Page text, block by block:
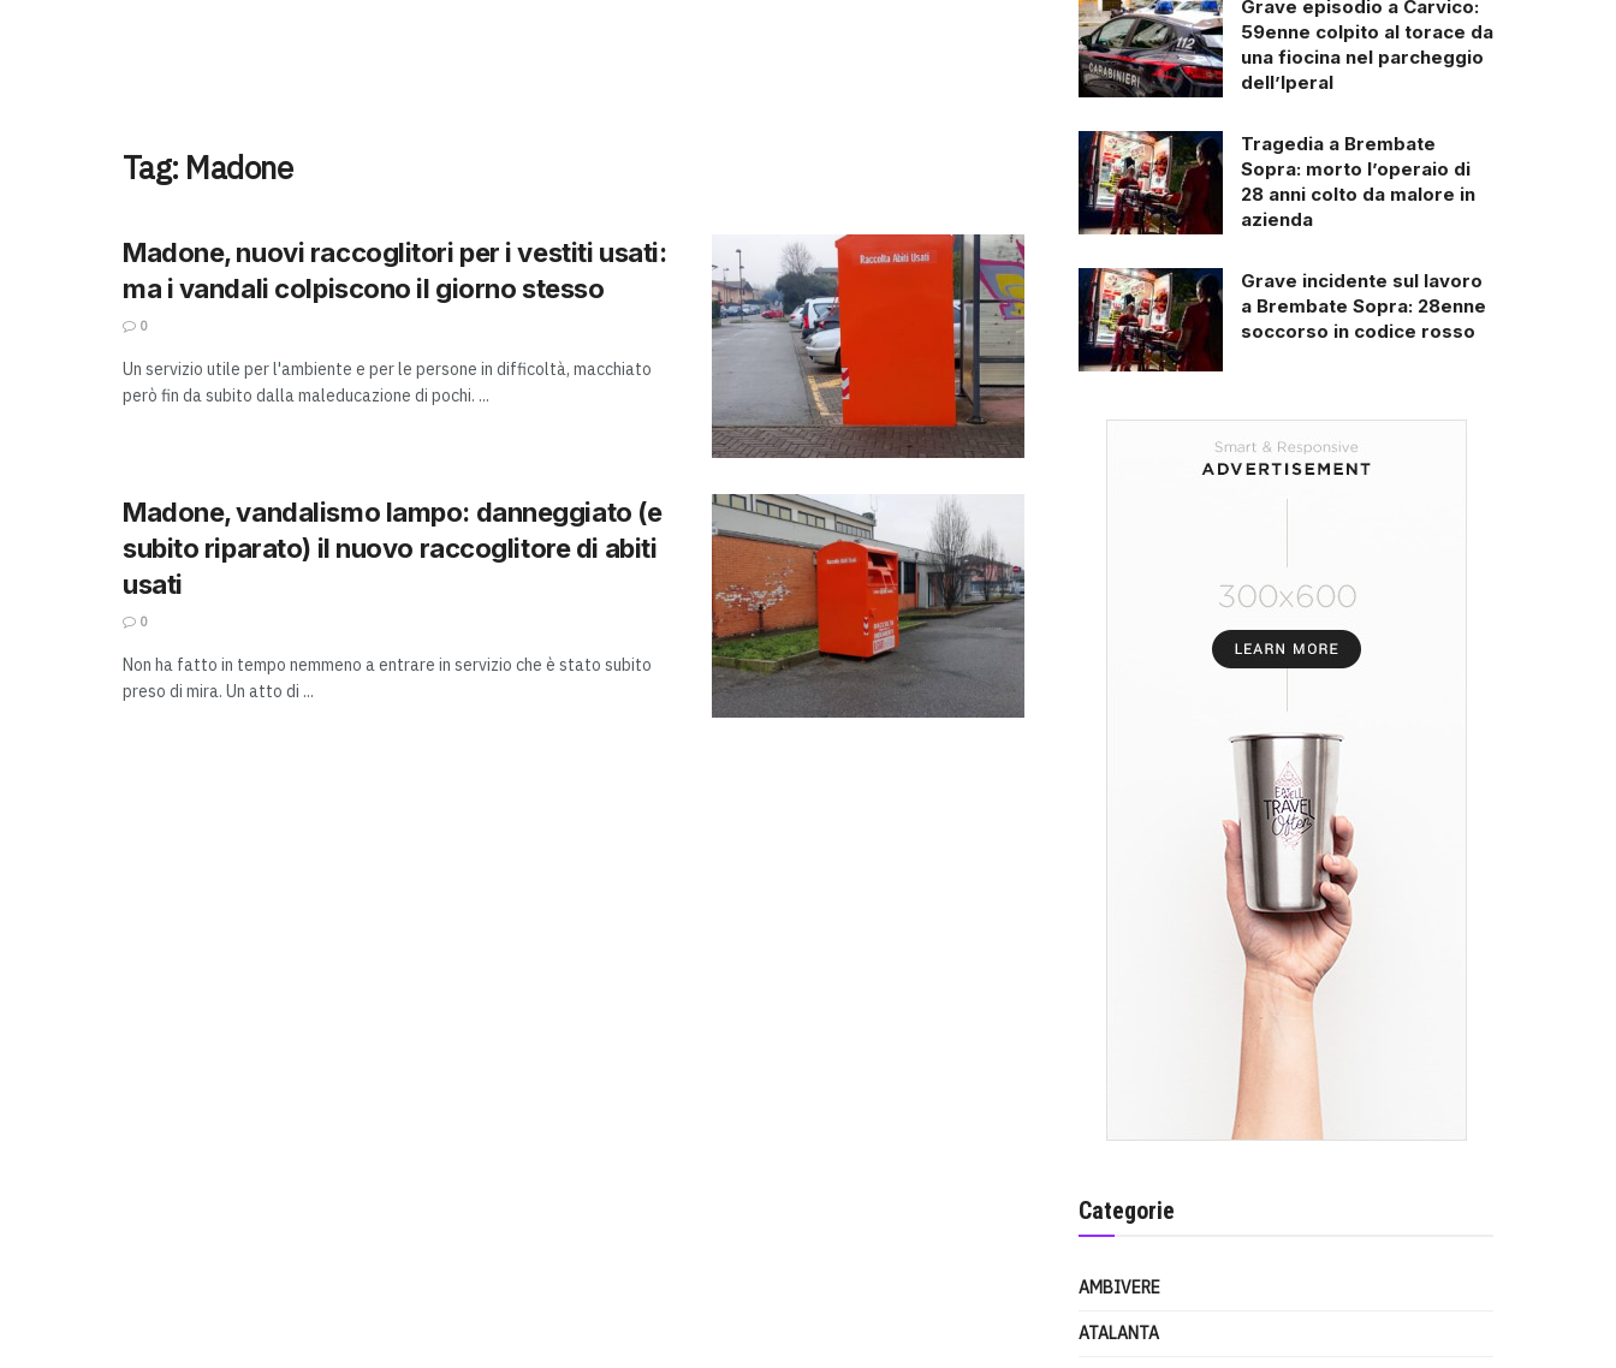
Tag: Madone
Madone, nuovi raccoglitori per i vestiti usati:
ma i vandali colpiscono il giorno stesso
0
Un servizio utile per l'ambiente e per le persone in difficoltà, macchiato
però fin da subito dalla maleducazione di pochi. ...
Madone, vandalismo lampo: danneggiato (e
subito riparato) il nuovo raccoglitore di abiti
usati
0
Non ha fatto in tempo nemmeno a entrare in servizio che è stato subito
preso di mira. Un atto di ...
Grave episodio a Carvico:
59enne colpito al torace da
una fiocina nel parcheggio
dell’Iperal
Tragedia a Brembate
Sopra: morto l’operaio di
28 anni colto da malore in
azienda
Grave incidente sul lavoro
a Brembate Sopra: 28enne
soccorso in codice rosso
Categorie
AMBIVERE
ATALANTA